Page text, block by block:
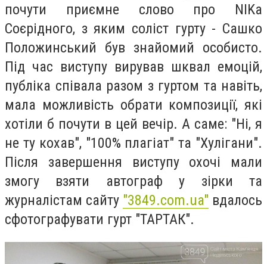
почути приємне слово про NIKа
Соєрідного, з яким соліст гурту - Сашко
Положинський був знайомий особисто.
Під час виступу вирував шквал емоцій,
публіка співала разом з гуртом та навіть,
мала можливість обрати композиції, які
хотіли б почути в цей вечір. А саме: "Ні, я
не ту кохав", "100% плагіат" та "Хулігани".
Після завершення виступу охочі мали
змогу взяти автограф у зірки та
журналістам сайту "3849.com.ua" вдалось
сфотографувати гурт "ТАРТАК".